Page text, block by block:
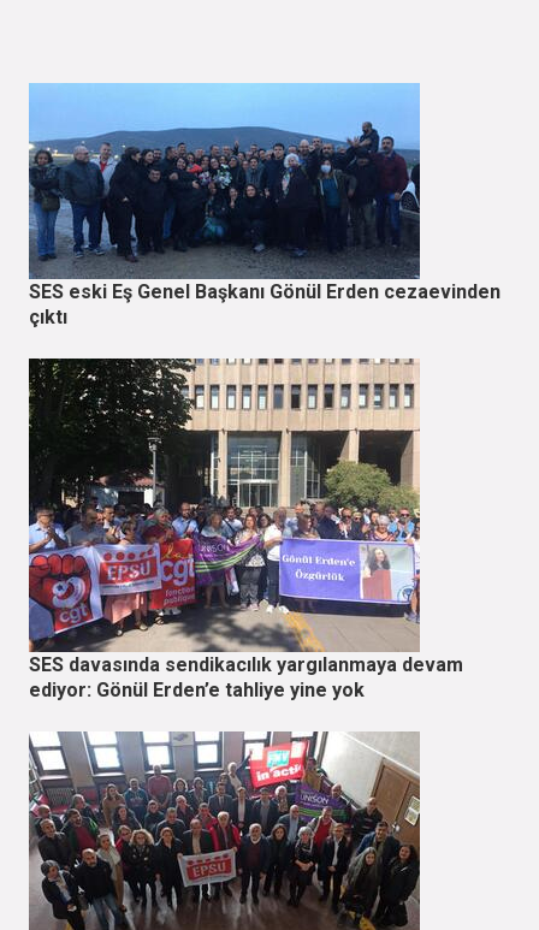
SES eski Eş Genel Başkanı Gönül Erden cezaevinden
çıktı
SES davasında sendikacılık yargılanmaya devam
ediyor: Gönül Erden’e tahliye yine yok